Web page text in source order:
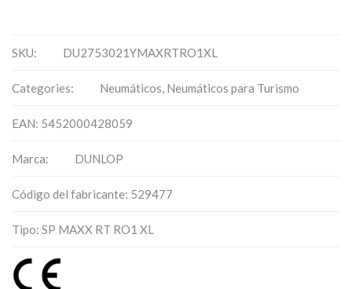
SKU: DU2753021YMAXRTRO1XL
Categories: Neumáticos, Neumáticos para Turismo
EAN: 5452000428059
Marca: DUNLOP
Código del fabricante: 529477
Tipo: SP MAXX RT RO1 XL